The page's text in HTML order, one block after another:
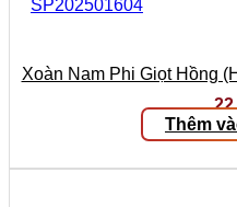
Xoàn Nam Phi Giọt Hồng
Thêm